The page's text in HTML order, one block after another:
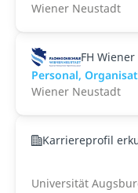
Wiener Neustadt
FH
Personal,
Wiener Neustadt
Karriereprofil
Universität